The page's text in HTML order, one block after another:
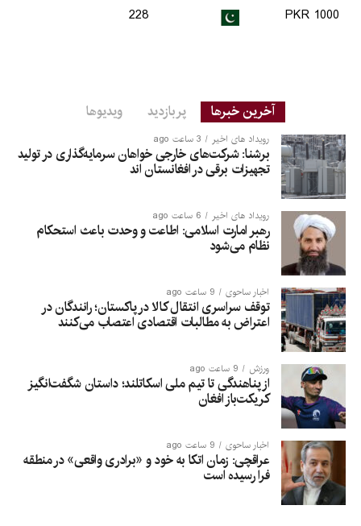
1000 PKR
228
آخرین خبرها پربازدید ویدیوها
رویداد های اخیر 3 ساعت ago
برشنا: شرکت‌های خارجی خواهان سرمایه‌گذاری در تولید
تجهیزات برقی در افغانستان‌ اند
رویداد های اخیر 6 ساعت ago
رهبر امارت اسلامی: اطاعت و وحدت باعث استحکام
نظام می‌شود
اخبار ساحوی 9 ساعت ago
توقف سراسری انتقال کالا در پاکستان؛ رانندگان در
اعتراض به مطالبات اقتصادی اعتصاب می‌کنند
ورزش 9 ساعت ago
از پناهندگی تا تیم ملی اسکاتلند؛ داستان شگفت‌انگیز
کریکت‌باز افغان
اخبار ساحوی 9 ساعت ago
عراقچی: زمان اتکا به خود و «برادری واقعی» در منطقه
فرا رسیده است